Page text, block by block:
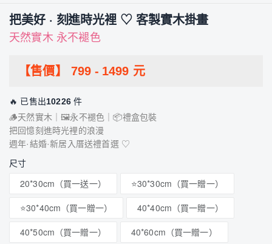
把美好 · 刻進時光裡 ♡ 客製實木掛畫
天然實木 永不褪色
【售價】 799 - 1499 元
🔥 已售出10226 件
🪵天然實木｜🖼️永不褪色｜📦禮盒包裝
把回憶刻進時光裡的浪漫
週年·結婚·新居入厝送禮首選 ♡
尺寸
20*30cm（買一送一）
⭐30*30cm（買一贈一）
⭐30*40cm（買一贈一）
40*40cm（買一贈一）
40*50cm（買一贈一）
40*60cm（買一贈一）